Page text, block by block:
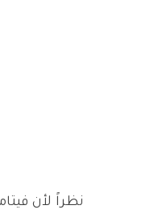
نظراً لأن